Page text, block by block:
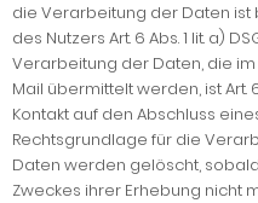
die Verarbeitung der Daten ist
des Nutzers Art. 6 Abs. 1 lit. a)
Verarbeitung der Daten, die
Mail übermittelt werden, ist Art.
Kontakt auf den Abschluss
Rechtsgrundlage für die
Daten werden gelöscht,
Zweckes ihrer Erhebung nicht